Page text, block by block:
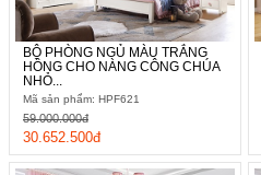
BỘ PHÒNG NGỦ MÀU TRẮNG
HỒNG CHO NÀNG CÔNG CHÚA
NHỎ...
Mã sản phẩm: HPF621
30.652.500đ
59.000.000đ